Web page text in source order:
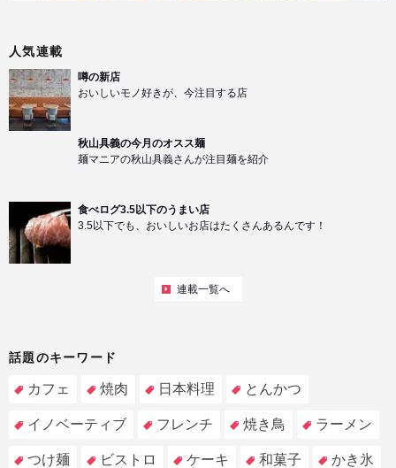
人気連載
噂の新店
おいしいモノ好きが、今注目する店
秋山具義の今月のオスス麺
麺マニアの秋山具義さんが注目麺を紹介
食べログ3.5以下のうまい店
3.5以下でも、おいしいお店はたくさんあるんです！
連載一覧へ
話題のキーワード
カフェ 焼肉 日本料理 とんかつ
イノベーティブ フレンチ 焼き鳥 ラーメン
つけ麺 ビストロ ケーキ 和菓子 かき氷